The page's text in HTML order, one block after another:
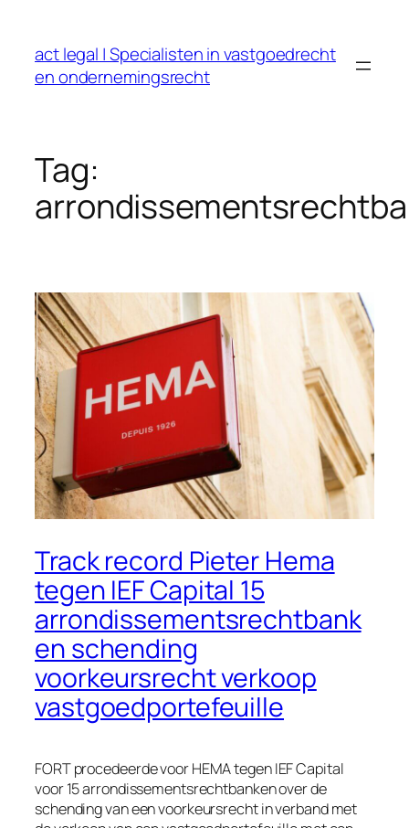
inhoud
act legal | Specialisten in vastgoedrecht
en ondernemingsrecht
Tag:
Track record Pieter Hema
tegen IEF Capital 15
arrondissementsrechtbank
en schending
voorkeursrecht verkoop
vastgoedportefeuille
FORT procedeerde voor HEMA tegen IEF Capital
voor 15 arrondissementsrechtbanken over de
schending van een voorkeursrecht in verband met